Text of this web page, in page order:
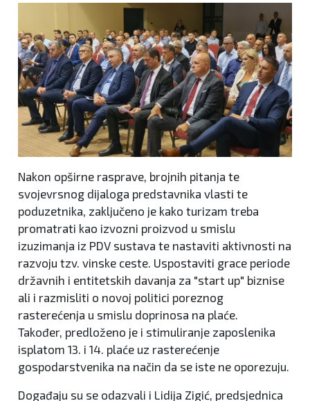
Nakon opširne rasprave, brojnih pitanja te
svojevrsnog dijaloga predstavnika vlasti te
poduzetnika, zaključeno je kako turizam treba
promatrati kao izvozni proizvod u smislu
izuzimanja iz PDV sustava te nastaviti aktivnosti na
razvoju tzv. vinske ceste. Uspostaviti grace periode
državnih i entitetskih davanja za "start up" biznise
ali i razmisliti o novoj politici poreznog
rasterećenja u smislu doprinosa na plaće.
Također, predloženo je i stimuliranje zaposlenika
isplatom 13. i 14. plaće uz rasterećenje
gospodarstvenika na način da se iste ne oporezuju.
Događaju su se odazvali i Lidija Zigić, predsjednica